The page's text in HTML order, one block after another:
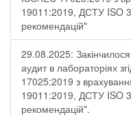
19011:2019, ДСТУ ISO
рекомендацій"
29.08.2025:
аудит в лабораторіях
17025:2019 з
19011:2019, ДСТУ ISO
рекомендацій".